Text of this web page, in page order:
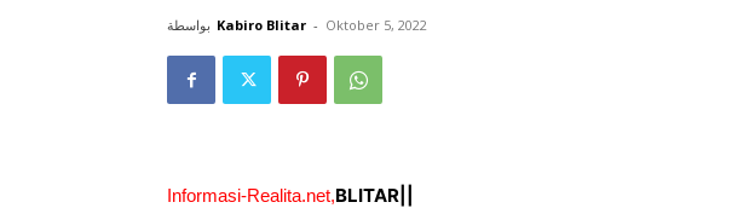
بواسطة Kabiro Blitar - Oktober 5, 2022
Informasi-Realita.net,BLITAR||